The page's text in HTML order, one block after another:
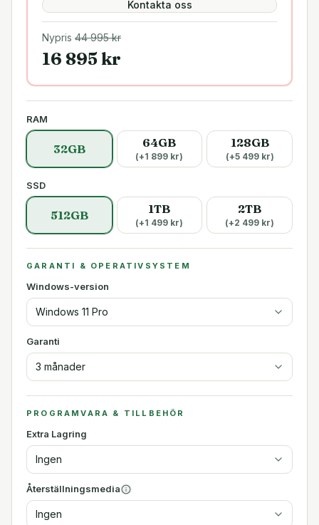
Kontakta oss
Nypris 44 995kr
16 895 kr
RAM
32GB 64GB
(+1 899 kr)
128GB
(+5 499kr)
SSD
512GB 1TB
(+1 499 kr)
2TB
(+2 499 kr)
GARANTI & OPERATIVSYSTEM
Windows-version
Windows 11 Pro
Garanti
3 månader
PROGRAMVARA & TILLBEHÖR
Extra Lagring
Ingen
Återställningsmedia
Ingen